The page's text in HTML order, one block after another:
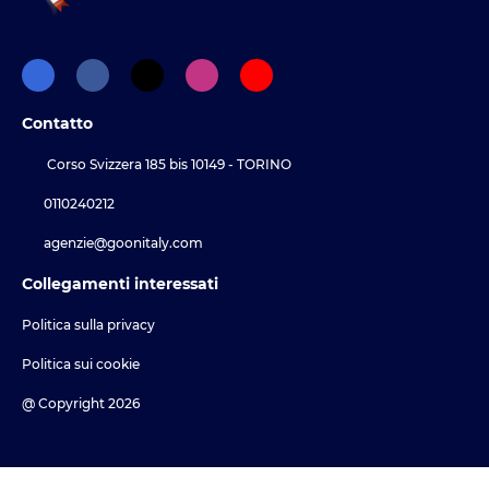
Contatto
Corso Svizzera 185 bis 10149 - TORINO
0110240212
agenzie@goonitaly.com
Collegamenti interessati
Politica sulla privacy
Politica sui cookie
@ Copyright 2026